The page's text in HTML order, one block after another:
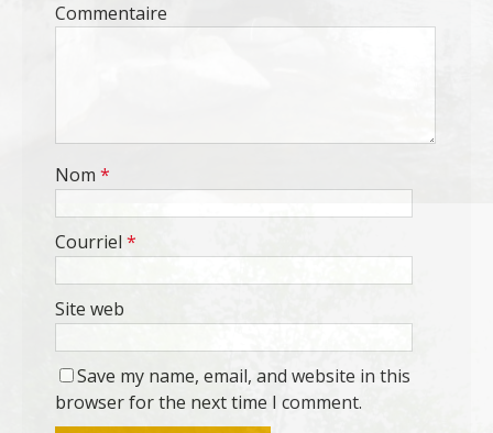
Commentaire
Nom *
Courriel *
Site web
Save my name, email, and website in this
browser for the next time I comment.